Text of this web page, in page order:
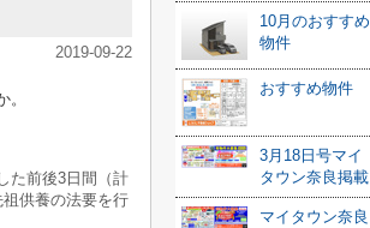
2019-09-22
た前後3日間（計
供養の法要を行
10月のおすすめ
物件
おすすめ物件
3月18日号マイ
タウン奈良掲載
マイタウン奈良